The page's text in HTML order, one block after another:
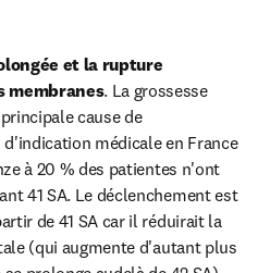
et la rupture
membranes. La grossesse
cause de
médicale en France
à 20 % des patientes n'ont
41 SA. Le déclenchement est
de 41 SA car il réduirait la
(qui augmente d'autant plus